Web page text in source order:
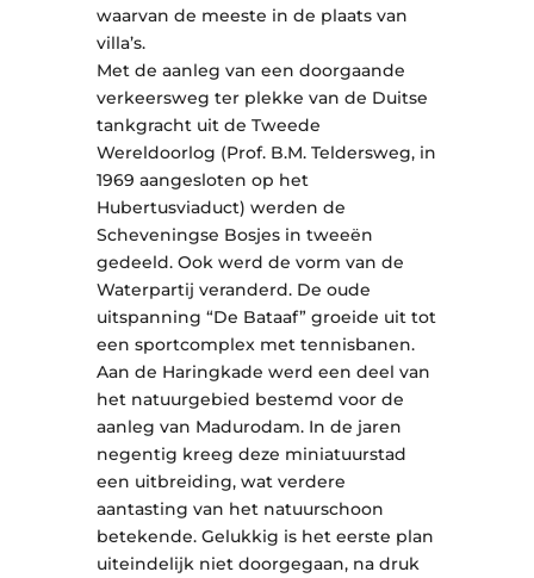
waarvan de meeste in de plaats van
villa’s.
Met de aanleg van een doorgaande
verkeersweg ter plekke van de Duitse
tankgracht uit de Tweede
Wereldoorlog (Prof. B.M. Teldersweg, in
1969 aangesloten op het
Hubertusviaduct) werden de
Scheveningse Bosjes in tweeën
gedeeld. Ook werd de vorm van de
Waterpartij veranderd. De oude
uitspanning “De Bataaf” groeide uit tot
een sportcomplex met tennisbanen.
Aan de Haringkade werd een deel van
het natuurgebied bestemd voor de
aanleg van Madurodam. In de jaren
negentig kreeg deze miniatuurstad
een uitbreiding, wat verdere
aantasting van het natuurschoon
betekende. Gelukkig is het eerste plan
uiteindelijk niet doorgegaan, na druk